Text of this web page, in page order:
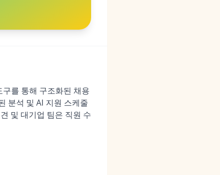
를 통해 구조화된 채용
분석 및 AI 지원 스케줄
및 대기업 팀은 직원 수